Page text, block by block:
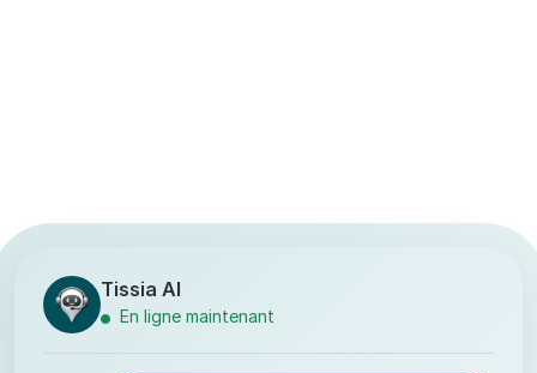
Tissia AI
En ligne maintenant